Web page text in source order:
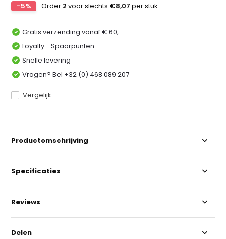
-5%
Order 2 voor slechts €8,07 per stuk
Gratis verzending vanaf € 60,-
Loyalty - Spaarpunten
Snelle levering
Vragen? Bel +32 (0) 468 089 207
Vergelijk
Productomschrijving
Specificaties
Reviews
Delen